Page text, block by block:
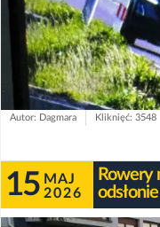
Autor: Dagmara Kliknięć: 3548
15 MAJ
2026
Rowery
odsłonie